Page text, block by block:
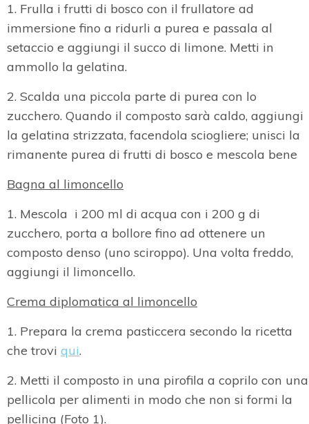
1. Frulla i frutti di bosco con il frullatore ad
immersione fino a ridurli a purea e passala al
setaccio e aggiungi il succo di limone. Metti in
ammollo la gelatina.
2. Scalda una piccola parte di purea con lo
zucchero. Quando il composto sarà caldo, aggiungi
la gelatina strizzata, facendola sciogliere; unisci la
rimanente purea di frutti di bosco e mescola bene
Bagna al limoncello
1. Mescola i 200 ml di acqua con i 200 g di
zucchero, porta a bollore fino ad ottenere un
composto denso (uno sciroppo). Una volta freddo,
aggiungi il limoncello.
Crema diplomatica al limoncello
1. Prepara la crema pasticcera secondo la ricetta
che trovi qui.
2. Metti il composto in una pirofila a coprilo con una
pellicola per alimenti in modo che non si formi la
pellicina (Foto 1).